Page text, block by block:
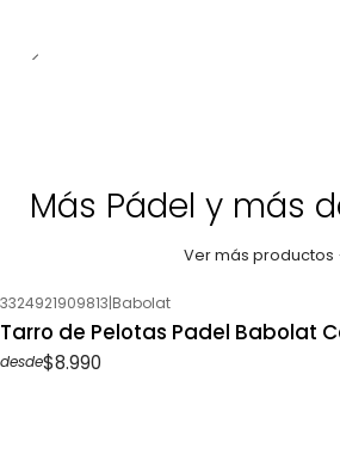
Más Pádel y más
Ver más productos
3324921909813|Babolat
Tarro de Pelotas Padel Babolat
desde$8.990